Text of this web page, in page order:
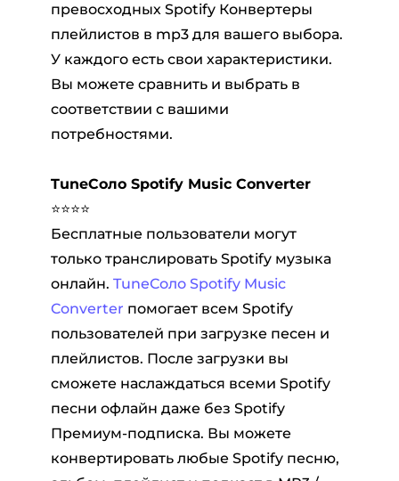
превосходных Spotify Конвертеры
плейлистов в mp3 для вашего выбора.
У каждого есть свои характеристики.
Вы можете сравнить и выбрать в
соответствии с вашими
потребностями.
TuneСоло Spotify Music Converter
⭐⭐⭐⭐
Бесплатные пользователи могут
только транслировать Spotify музыка
онлайн. TuneСоло Spotify Music
Converter помогает всем Spotify
пользователей при загрузке песен и
плейлистов. После загрузки вы
сможете наслаждаться всеми Spotify
песни офлайн даже без Spotify
Премиум-подписка. Вы можете
конвертировать любые Spotify песню,